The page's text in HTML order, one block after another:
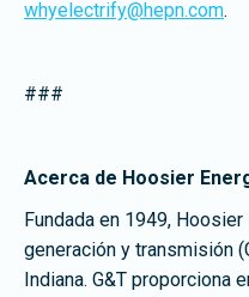
whyelectrify@hepn.com.
###
Acerca de Hoosier
Fundada en 1949,
generación y transmisión
Indiana. G&T proporciona